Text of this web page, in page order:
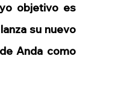
objetivo es
su nuevo
Anda como